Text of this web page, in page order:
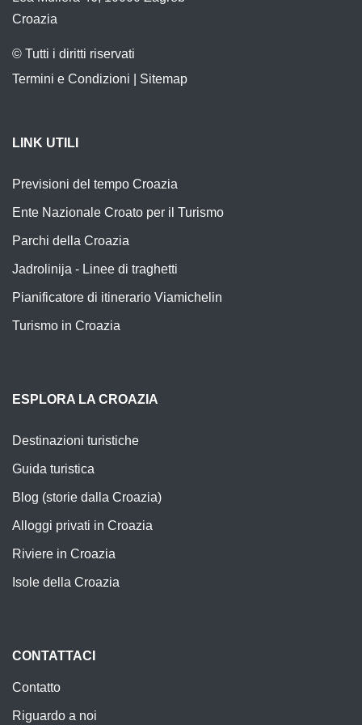
Croazia
© Tutti i diritti riservati
Termini e Condizioni
Sitemap
LINK UTILI
Previsioni del tempo Croazia
Ente Nazionale Croato per il Turismo
Parchi della Croazia
Jadrolinija - Linee di traghetti
Pianificatore di itinerario Viamichelin
Turismo in Croazia
ESPLORA LA CROAZIA
Destinazioni turistiche
Guida turistica
Blog (storie dalla Croazia)
Alloggi privati in Croazia
Riviere in Croazia
Isole della Croazia
CONTATTACI
Contatto
Riguardo a noi